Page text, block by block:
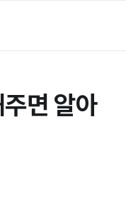
면 알아